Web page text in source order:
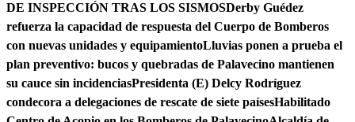
DE INSPECCIÓN TRAS LOS SISMOSDerby Guédez
refuerza la capacidad de respuesta del Cuerpo de Bomberos
con nuevas unidades y equipamientoLluvias ponen a prueba el
plan preventivo: bucos y quebradas de Palavecino mantienen
su cauce sin incidenciasPresidenta (E) Delcy Rodríguez
condecora a delegaciones de rescate de siete paísesHabilitado